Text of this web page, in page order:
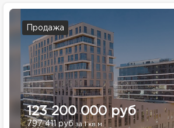
Продажа
123 200 000 руб
797 411 руб за 1 кв.м.